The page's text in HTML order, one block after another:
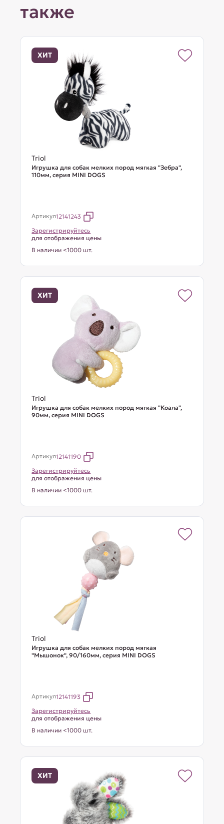
также
ХИТ
Triol
Игрушка для собак мелких пород мягкая "Зебра",
110мм, серия MINI DOGS
Артикул12141243
Зарегистрируйтесь
для отображения цены
В наличии <1000 шт.
ХИТ
Triol
Игрушка для собак мелких пород мягкая "Коала",
90мм, серия MINI DOGS
Артикул12141190
Зарегистрируйтесь
для отображения цены
В наличии <1000 шт.
Triol
Игрушка для собак мелких пород мягкая
"Мышонок", 90/160мм, серия MINI DOGS
Артикул12141193
Зарегистрируйтесь
для отображения цены
В наличии <1000 шт.
ХИТ